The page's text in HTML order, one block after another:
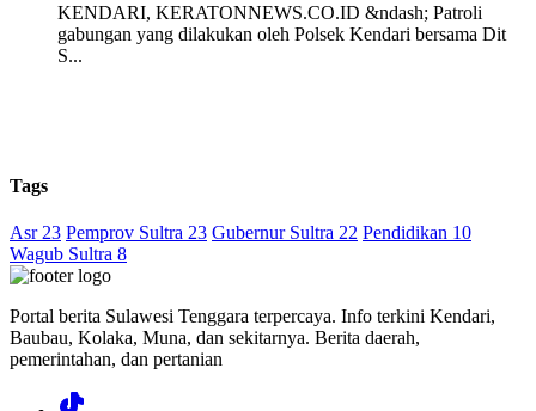
KENDARI, KERATONNEWS.CO.ID &ndash; Patroli
gabungan yang dilakukan oleh Polsek Kendari bersama Dit
S...
Tags
Asr 23 Pemprov Sultra 23 Gubernur Sultra 22 Pendidikan 10
Wagub Sultra 8
Portal berita Sulawesi Tenggara terpercaya. Info terkini Kendari,
Baubau, Kolaka, Muna, dan sekitarnya. Berita daerah,
pemerintahan, dan pertanian